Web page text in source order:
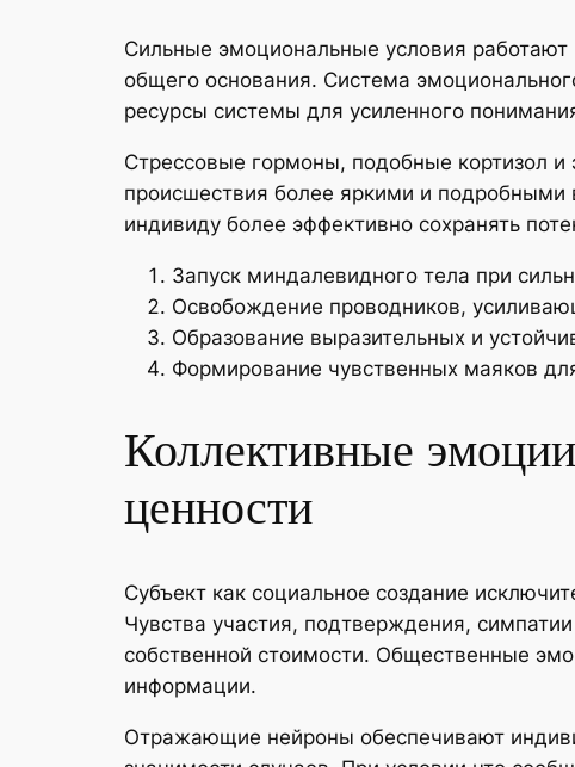
Сильные эмоциональные условия
общего основания. Система
ресурсы системы для усиленного
Стрессовые гормоны, подобные кортизол
происшествия более яркими и подробными
индивиду более эффективно сохранять
Запуск миндалевидного тела при
Освобождение проводников,
Образование выразительных и
Формирование чувственных маяков
Коллективные
ценности
Субъект как социальное создание
Чувства участия, подтверждения,
собственной стоимости. Общественные
информации.
Отражающие нейроны обеспечивают